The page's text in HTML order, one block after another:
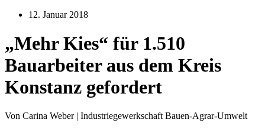
12. Januar 2018
„Mehr Kies“ für 1.510
Bauarbeiter aus dem Kreis
Konstanz gefordert
Von Carina Weber | Industriegewerkschaft Bauen-Agrar-Umwelt